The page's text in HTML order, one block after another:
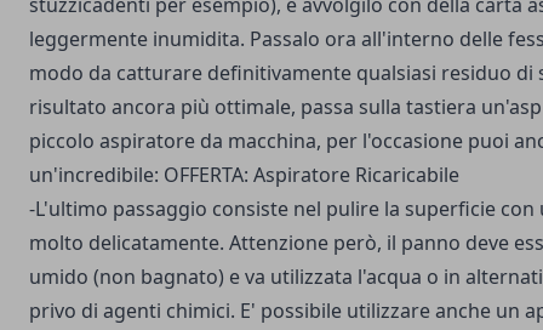
leggermente inumidita. Passalo ora all'interno delle
modo da catturare definitivamente qualsiasi residuo di
risultato ancora più ottimale, passa sulla tastiera
piccolo aspiratore da macchina, per l'occasione puoi
un'incredibile: OFFERTA: Aspiratore Ricaricabile
-L'ultimo passaggio consiste nel pulire la superficie
molto delicatamente. Attenzione però, il panno deve
umido (non bagnato) e va utilizzata l'acqua o in
privo di agenti chimici. E' possibile utilizzare anche un